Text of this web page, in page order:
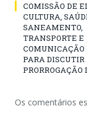
COMISSÃO DE
CULTURA,
SANEAMENTO,
TRANSPORTE E
COMUNICAÇÃO
PARA DISCUTIR
PRORROGAÇÃO
Os comentários